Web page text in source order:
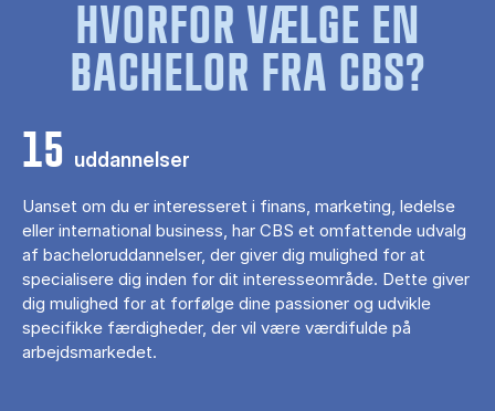
HVORFOR VÆLGE EN
BACHELOR FRA CBS?
15 uddannelser
Uanset om du er interesseret i finans, marketing, ledelse
eller international business, har CBS et omfattende udvalg
af bacheloruddannelser, der giver dig mulighed for at
specialisere dig inden for dit interesseområde. Dette giver
dig mulighed for at forfølge dine passioner og udvikle
specifikke færdigheder, der vil være værdifulde på
arbejdsmarkedet.